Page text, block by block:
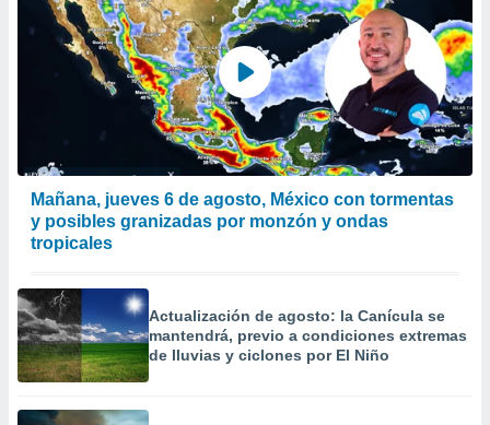
Mañana, jueves 6 de agosto, México con tormentas
y posibles granizadas por monzón y ondas
tropicales
Actualización de agosto: la Canícula se
mantendrá, previo a condiciones extremas
de lluvias y ciclones por El Niño